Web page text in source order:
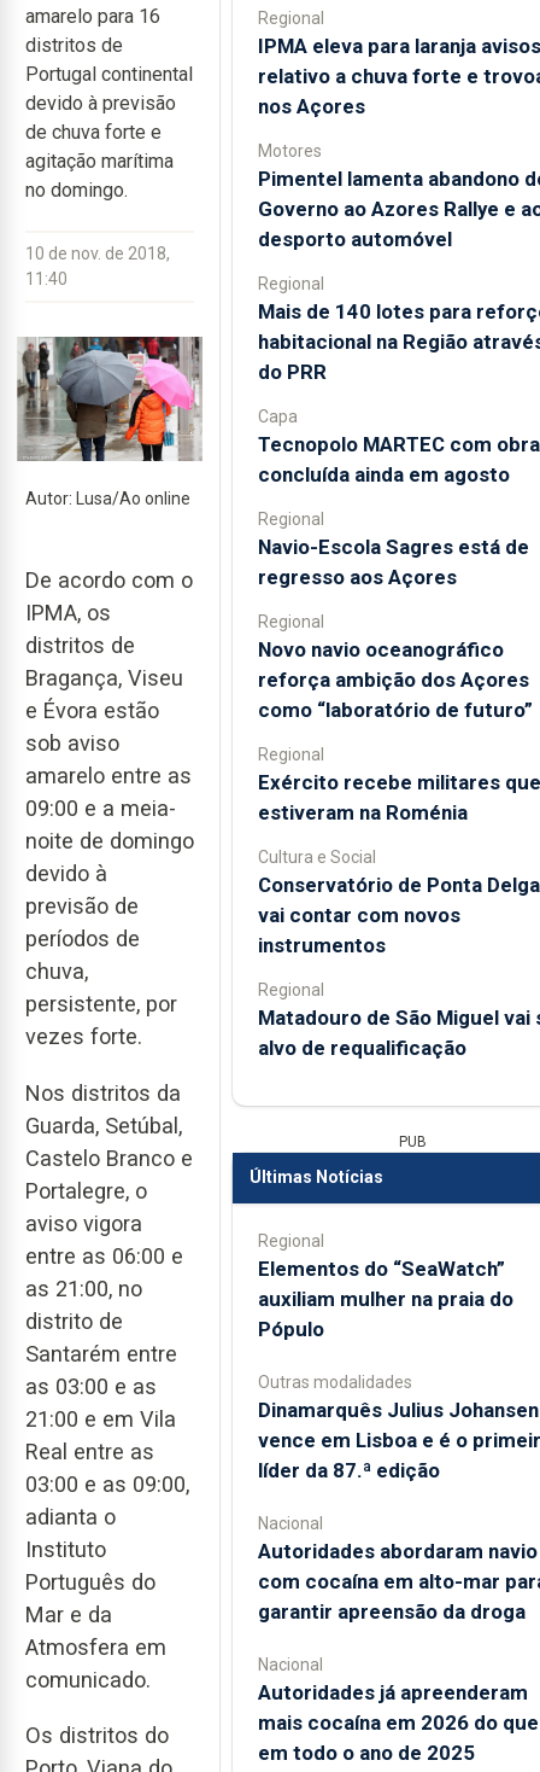
amarelo para 16
distritos de
Portugal continental
devido à previsão
de chuva forte e
agitação marítima
no domingo.
10 de nov. de 2018,
11:40
Autor: Lusa/Ao online
De acordo com o
IPMA, os
distritos de
Bragança, Viseu
e Évora estão
sob aviso
amarelo entre as
09:00 e a meia-
noite de domingo
devido à
previsão de
períodos de
chuva,
persistente, por
vezes forte.
Nos distritos da
Guarda, Setúbal,
Castelo Branco e
Portalegre, o
aviso vigora
entre as 06:00 e
as 21:00, no
distrito de
Santarém entre
as 03:00 e as
21:00 e em Vila
Real entre as
03:00 e as 09:00,
adianta o
Instituto
Português do
Mar e da
Atmosfera em
comunicado.
Os distritos do
Regional
IPMA eleva para laranja avisos
relativo a chuva forte e
nos Açores
Motores
Pimentel lamenta abandono
Governo ao Azores Rallye e
desporto automóvel
Regional
Mais de 140 lotes para
habitacional na Região
do PRR
Capa
Tecnopolo MARTEC com obra
concluída ainda em agosto
Regional
Navio-Escola Sagres está de
regresso aos Açores
Regional
Novo navio oceanográfico
reforça ambição dos Açores
como “laboratório de futuro”
Regional
Exército recebe militares que
estiveram na Roménia
Cultura e Social
Conservatório de Ponta
vai contar com novos
instrumentos
Regional
Matadouro de São Miguel vai
alvo de requalificação
PUB
Últimas Notícias
Regional
​Elementos do “SeaWatch”
auxiliam mulher na praia do
Pópulo
Outras modalidades
Dinamarquês Julius Johansen
vence em Lisboa e é o
líder da 87.ª edição
Nacional
Autoridades abordaram navio
com cocaína em alto-mar
garantir apreensão da droga
Nacional
Autoridades já apreenderam
mais cocaína em 2026 do que
em todo o ano de 2025